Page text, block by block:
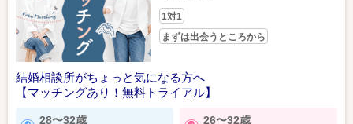
1対1
まずは出会うところから
結婚相談所がちょっと気になる方へ
【マッチングあり！無料トライアル】
28〜32歳 26〜32歳